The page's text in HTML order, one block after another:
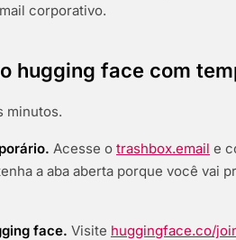
corporativo.
hugging face com
minutos.
Acesse o trashbox.email e
a aba aberta porque você vai
face. Visite huggingface.co/